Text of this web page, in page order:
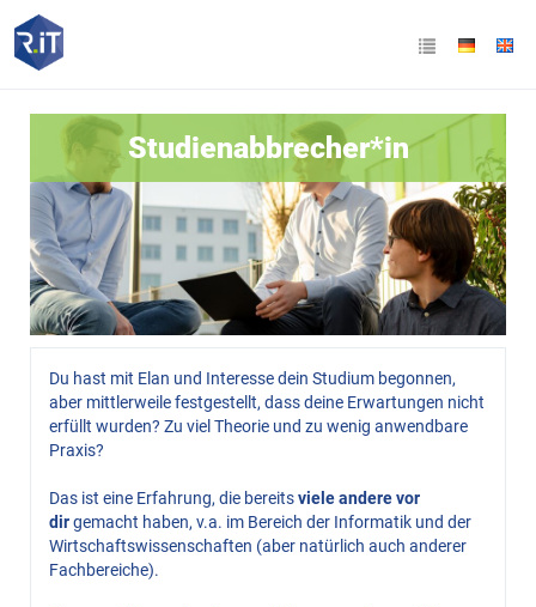
Studienabbrecher*in
Du hast mit Elan und Interesse dein Studium begonnen,
aber mittlerweile festgestellt, dass deine Erwartungen nicht
erfüllt wurden? Zu viel Theorie und zu wenig anwendbare
Praxis?
Das ist eine Erfahrung, die bereitsviele andere vor
dirgemacht haben, v.a. im Bereich der Informatik und der
Wirtschaftswissenschaften (aber natürlich auch anderer
Fachbereiche).